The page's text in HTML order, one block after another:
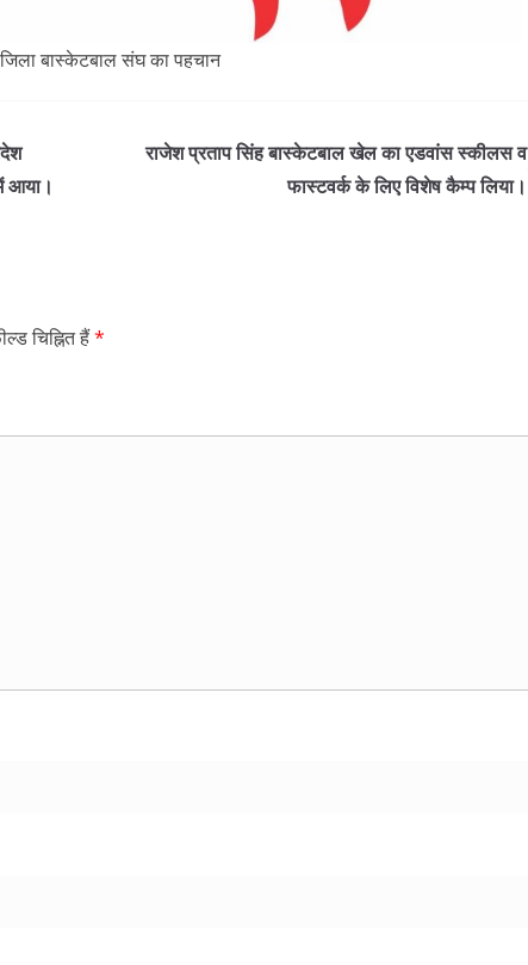
बास्केटबाल संघ का पहचान
आया।
राजेश प्रताप सिंह बास्केटबाल खेल का एडवांस स्कीलस व
फास्टवर्क के लिए विशेष कैम्प लिया।
चिह्नित हैं*